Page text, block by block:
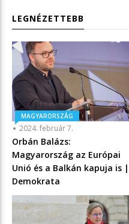
LEGNÉZETTEBB
MAGYARORSZÁG
2024. február 7.
Orbán Balázs:
Magyarország az Európai
Unió és a Balkán kapuja is |
Demokrata